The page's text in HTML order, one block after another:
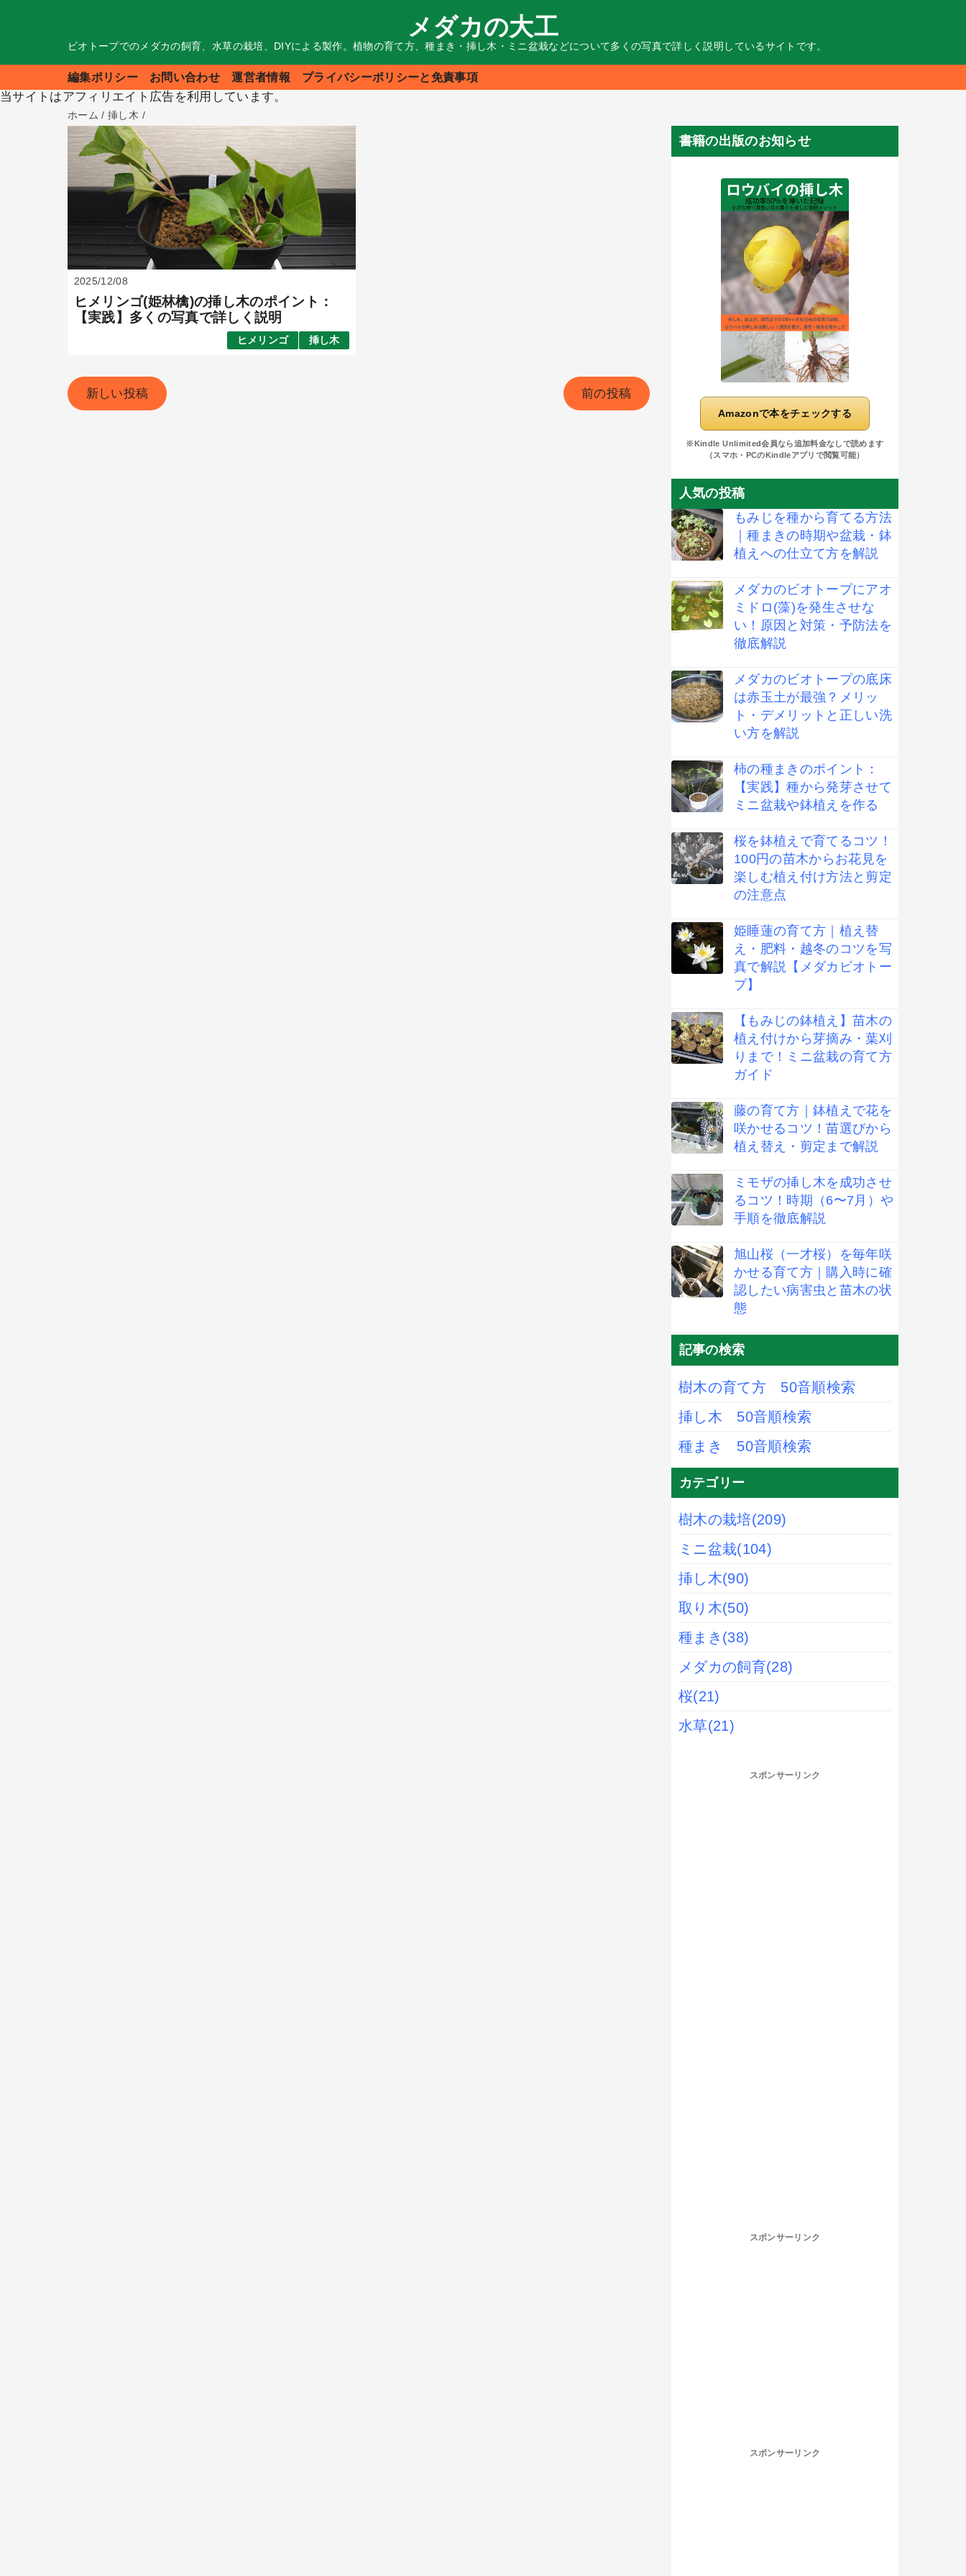
メダカの大工
ビオトープでのメダカの飼育、水草の栽培、DIYによる製作。植物の育て方、種まき・挿し木・ミニ盆栽などについて多くの写真で詳しく説明しているサイトです。
編集ポリシー お問い合わせ 運営者情報 プライバシーポリシーと免責事項
当サイトはアフィリエイト広告を利用しています。
ホーム /挿し木 /
2025/12/08
ヒメリンゴ(姫林檎)の挿し木のポイント：
【実践】多くの写真で詳しく説明
ヒメリンゴ 挿し木
新しい投稿 前の投稿
書籍の出版のお知らせ
Amazonで本をチェックする
※Kindle Unlimited会員なら追加料金なしで読めます
（スマホ・PCのKindleアプリで閲覧可能）
人気の投稿
もみじを種から育てる方法
｜種まきの時期や盆栽・鉢
植えへの仕立て方を解説
メダカのビオトープにアオ
ミドロ(藻)を発生させな
い！原因と対策・予防法を
徹底解説
メダカのビオトープの底床
は赤玉土が最強？メリッ
ト・デメリットと正しい洗
い方を解説
柿の種まきのポイント：
【実践】種から発芽させて
ミニ盆栽や鉢植えを作る
桜を鉢植えで育てるコツ！
100円の苗木からお花見を
楽しむ植え付け方法と剪定
の注意点
姫睡蓮の育て方｜植え替
え・肥料・越冬のコツを写
真で解説【メダカビオトー
プ】
【もみじの鉢植え】苗木の
植え付けから芽摘み・葉刈
りまで！ミニ盆栽の育て方
ガイド
藤の育て方｜鉢植えで花を
咲かせるコツ！苗選びから
植え替え・剪定まで解説
ミモザの挿し木を成功させ
るコツ！時期（6〜7月）や
手順を徹底解説
旭山桜（一才桜）を毎年咲
かせる育て方｜購入時に確
認したい病害虫と苗木の状
態
記事の検索
樹木の育て方 50音順検索
挿し木 50音順検索
種まき 50音順検索
カテゴリー
樹木の栽培(209)
ミニ盆栽(104)
挿し木(90)
取り木(50)
種まき (38)
メダカの飼育(28)
桜(21)
水草(21)
スポンサーリンク
スポンサーリンク
スポンサーリンク